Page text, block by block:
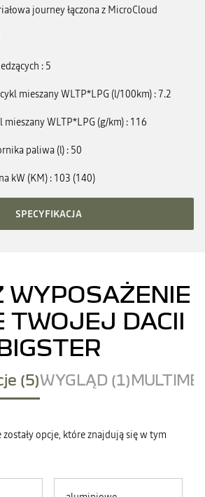
journey łączona z MicroCloud
5
mieszany WLTP*LPG (l/100km) 7.2
mieszany WLTP*LPG (g/km) 116
paliwa (l) 50
kW (KM) 103 (140)
SPECYFIKACJA
WYPOSAŻENIE
TWOJEJ DACII
(5)WYGLĄD (1)
opcje, które znajdują się w tym